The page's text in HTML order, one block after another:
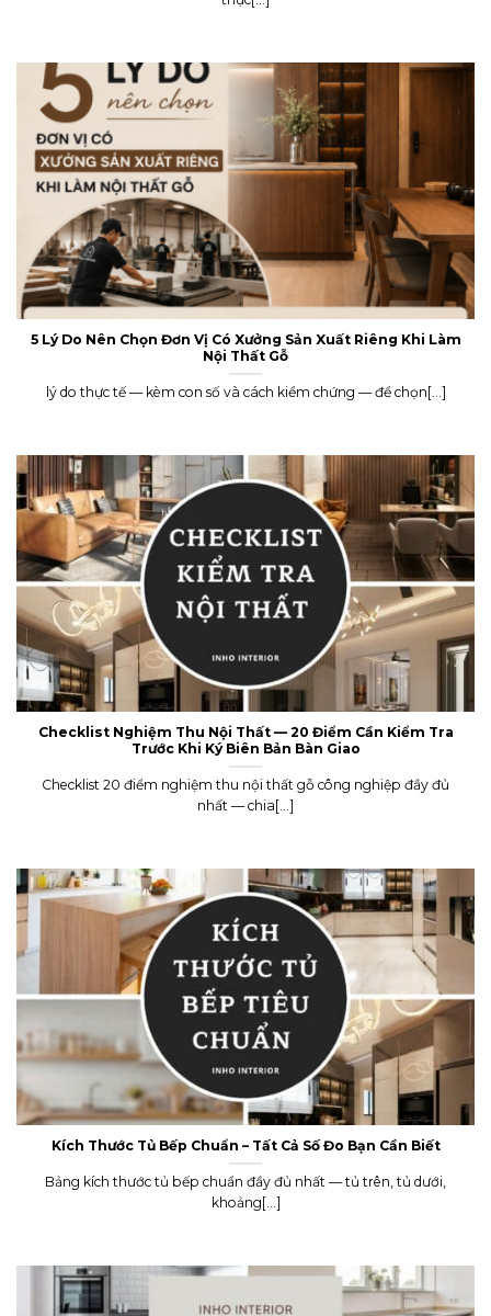
5 Lý Do Nên Chọn Đơn Vị Có Xưởng Sản Xuất Riêng Khi Làm
Nội Thất Gỗ
lý do thực tế — kèm con số và cách kiểm chứng — để chọn[...]
Checklist Nghiệm Thu Nội Thất — 20 Điểm Cần Kiểm Tra
Trước Khi Ký Biên Bản Bàn Giao
Checklist 20 điểm nghiệm thu nội thất gỗ công nghiệp đầy đủ
nhất — chia[...]
Kích Thước Tủ Bếp Chuẩn – Tất Cả Số Đo Bạn Cần Biết
Bảng kích thước tủ bếp chuẩn đầy đủ nhất — tủ trên, tủ dưới,
khoảng[...]